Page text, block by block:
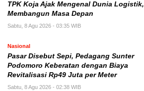
TPK Koja Ajak Mengenal Dunia Logistik,
Membangun Masa Depan
Sabtu, 8 Agu 2026 - 03:35 WIB
Nasional
Pasar Disebut Sepi, Pedagang Sunter
Podomoro Keberatan dengan Biaya
Revitalisasi Rp49 Juta per Meter
Sabtu, 8 Agu 2026 - 02:38 WIB